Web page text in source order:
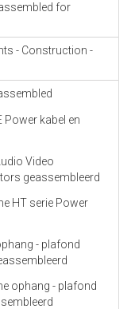
for
- Construction -
Power kabel en
Video
geassembleerd
HT serie Power
- plafond
ophang - plafond